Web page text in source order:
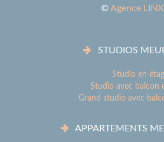
©Agence LINX
STUDIOS
Studio en
Studio avec balcon
Grand studio avec
APPARTEMENTS